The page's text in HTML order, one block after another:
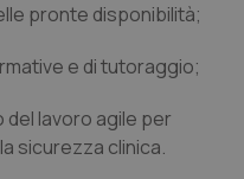
pronte disponibilità;
e di tutoraggio;
lavoro agile per
sicurezza clinica.